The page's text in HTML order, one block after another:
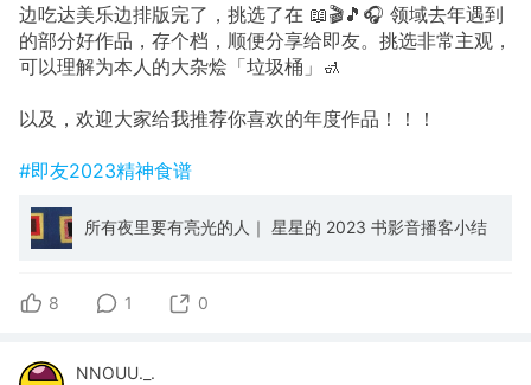
边吃达美乐边排版完了，挑选了在 📖🎬🎵🎧 领域去年遇到
的部分好作品，存个档，顺便分享给即友。挑选非常主观，
可以理解为本人的大杂烩「垃圾桶」🚮
以及，欢迎大家给我推荐你喜欢的年度作品！！！
#即友2023精神食谱
所有夜里要有亮光的人｜ 星星的 2023 书影音播客小结
8 1 0
NNOUU._.